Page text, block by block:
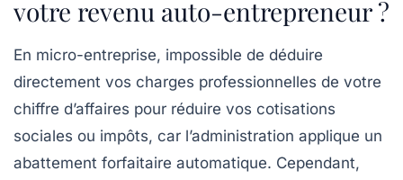
votre revenu auto-entrepreneur ?
En micro-entreprise, impossible de déduire
directement vos charges professionnelles de votre
chiffre d’affaires pour réduire vos cotisations
sociales ou impôts, car l’administration applique un
abattement forfaitaire automatique. Cependant,